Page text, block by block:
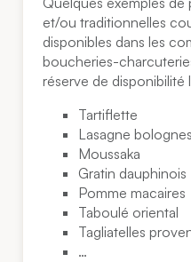
et/ou traditionnelles
disponibles dans les
boucheries-
réserve de disponibilité
Tartiflette
Lasagne
Moussaka
Gratin dauphinois
Pomme macaires
Taboulé oriental
Tagliatelles
…